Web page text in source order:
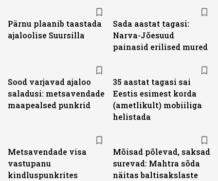
Pärnu plaanib taastada
ajaloolise Suursilla
Sada aastat tagasi:
Narva-Jõesuud
painasid erilised mured
Sood varjavad ajaloo
saladusi: metsavendade
maapealsed punkrid
35 aastat tagasi sai
Eestis esimest korda
(ametlikult) mobiiliga
helistada
Metsavendade visa
vastupanu
kindluspunkrites
Mõisad põlevad, saksad
surevad: Mahtra sõda
näitas baltisakslaste